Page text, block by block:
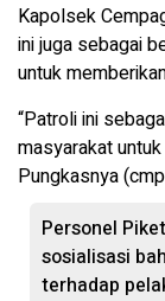
Kapolsek
ini juga sebagai
untuk
“Patroli ini
masyarakat
Pungkasnya
Personel
sosialisasi
terhadap